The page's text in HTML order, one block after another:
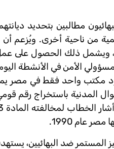
مطالبين بتحديد
من ناحية أخرى. ويُزعم
ويشمل ذلك الحصول على
الأمن في الأنشطة
مكتب واحد فقط في مصر
المدنية باستخراج رقم
المستمر ضد البهائيين،